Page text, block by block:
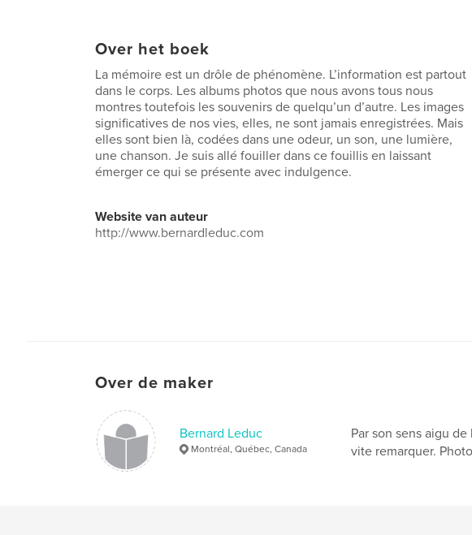
Over het boek
La mémoire est un drôle de phénomène. L’information est partout
dans le corps. Les albums photos que nous avons tous nous
montres toutefois les souvenirs de quelqu’un d’autre. Les images
significatives de nos vies, elles, ne sont jamais enregistrées. Mais
elles sont bien là, codées dans une odeur, un son, une lumière,
une chanson. Je suis allé fouiller dans ce fouillis en laissant
émerger ce qui se présente avec indulgence.
Website van auteur
http://www.bernardleduc.com
Over de maker
Bernard Leduc
Montréal, Québec, Canada
Par son sens aigu
vite remarquer.